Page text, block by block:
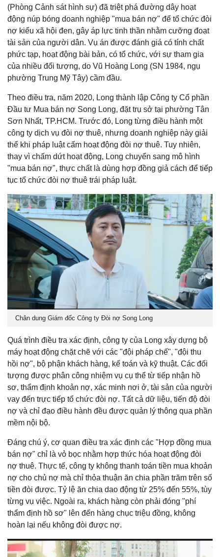
(Phòng Cảnh sát hình sự) đã triệt phá đường dây hoạt
động núp bóng doanh nghiệp "mua bán nợ" để tổ chức đòi
nợ kiểu xã hội đen, gây áp lực tinh thần nhằm cưỡng đoạt
tài sản của người dân. Vụ án được đánh giá có tính chất
phức tạp, hoạt động bài bản, có tổ chức, với sự tham gia
của nhiều đối tượng, do Vũ Hoàng Long (SN 1984, ngụ
phường Trung Mỹ Tây) cầm đầu.
Theo điều tra, năm 2020, Long thành lập Công ty Cổ phần
Đầu tư Mua bán nợ Song Long, đặt trụ sở tại phường Tân
Sơn Nhất, TP.HCM. Trước đó, Long từng điều hành một
công ty dịch vụ đòi nợ thuê, nhưng doanh nghiệp này giải
thể khi pháp luật cấm hoạt động đòi nợ thuê. Tuy nhiên,
thay vì chấm dứt hoạt động, Long chuyển sang mô hình
"mua bán nợ", thực chất là dùng hợp đồng giả cách để tiếp
tục tổ chức đòi nợ thuê trái pháp luật.
Chân dung Giám đốc Công ty Đòi nợ Song Long
Quá trình điều tra xác định, công ty của Long xây dựng bộ
máy hoạt động chặt chẽ với các "đội pháp chế", "đội thu
hồi nợ", bộ phận khách hàng, kế toán và kỹ thuật. Các đối
tượng được phân công nhiệm vụ cụ thể từ tiếp nhận hồ
sơ, thẩm định khoản nợ, xác minh nơi ở, tài sản của người
vay đến trực tiếp tổ chức đòi nợ. Tất cả dữ liệu, tiến độ đòi
nợ và chỉ đạo điều hành đều được quản lý thông qua phần
mềm nội bộ.
Đáng chú ý, cơ quan điều tra xác định các "Hợp đồng mua
bán nợ" chỉ là vỏ bọc nhằm hợp thức hóa hoạt động đòi
nợ thuê. Thực tế, công ty không thanh toán tiền mua khoản
nợ cho chủ nợ mà chỉ thỏa thuận ăn chia phần trăm trên số
tiền đòi được. Tỷ lệ ăn chia dao động từ 25% đến 55%, tùy
từng vụ việc. Ngoài ra, khách hàng còn phải đóng "phí
thẩm định hồ sơ" lên đến hàng chục triệu đồng, không
hoàn lại nếu không đòi được nợ.